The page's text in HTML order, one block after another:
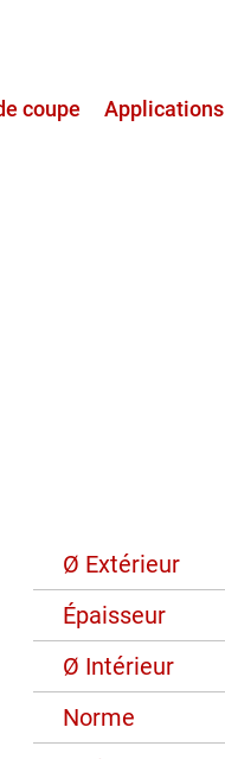
coupe Applications
Ø Extérieur
Épaisseur
Ø Intérieur
Norme